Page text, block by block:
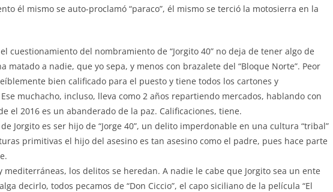
él mismo se auto-proclamó “paraco”, él mismo se terció la motosierra en la
cuestionamiento del nombramiento de “Jorgito 40” no deja de tener algo de
matado a nadie, que yo sepa, y menos con brazalete del “Bloque Norte”. Peor
bien calificado para el puesto y tiene todos los cartones y
muchacho, incluso, lleva como 2 años repartiendo mercados, hablando con
el 2016 es un abanderado de la paz. Calificaciones, tiene.
Jorgito es ser hijo de “Jorge 40”, un delito imperdonable en una cultura “tribal”
primitivas el hijo del asesino es tan asesino como el padre, pues hace parte
mediterráneas, los delitos se heredan. A nadie le cabe que Jorgito sea un ente
decirlo, todos pecamos de “Don Ciccio”, el capo siciliano de la película “El